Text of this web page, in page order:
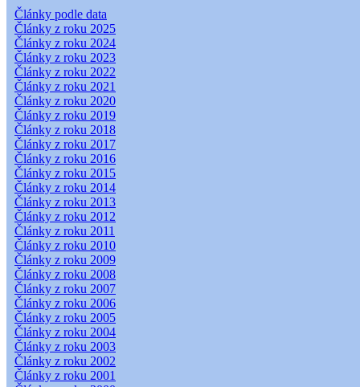
Články podle data
Články z roku 2025
Články z roku 2024
Články z roku 2023
Články z roku 2022
Články z roku 2021
Články z roku 2020
Články z roku 2019
Články z roku 2018
Články z roku 2017
Články z roku 2016
Články z roku 2015
Články z roku 2014
Články z roku 2013
Články z roku 2012
Články z roku 2011
Články z roku 2010
Články z roku 2009
Články z roku 2008
Články z roku 2007
Články z roku 2006
Články z roku 2005
Články z roku 2004
Články z roku 2003
Články z roku 2002
Články z roku 2001